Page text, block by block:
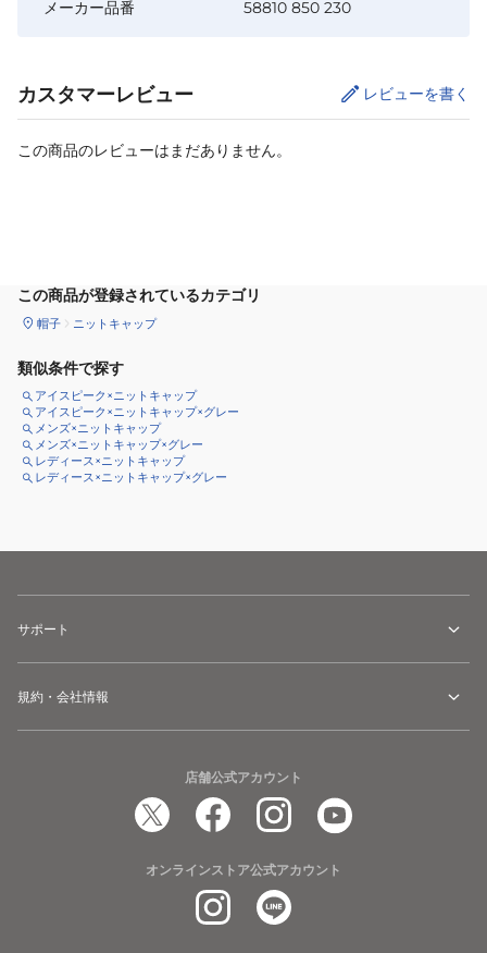
メーカー品番
58810 850 230
カスタマーレビュー レビューを書く
この商品のレビューはまだありません。
この商品が登録されているカテゴリ
帽子 ニットキャップ
類似条件で探す
アイスピーク×ニットキャップ
アイスピーク×ニットキャップ×グレー
メンズ×ニットキャップ
メンズ×ニットキャップ×グレー
レディース×ニットキャップ
レディース×ニットキャップ×グレー
サポート
規約・会社情報
店舗公式アカウント
オンラインストア公式アカウント